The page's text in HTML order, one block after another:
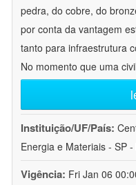
pedra, do cobre, do
por conta da vantagem
tanto para infraestrutura
No momento que uma
Instituição/UF/País:
Energia e Materiais - SP -
Vigência: Fri Jan 06